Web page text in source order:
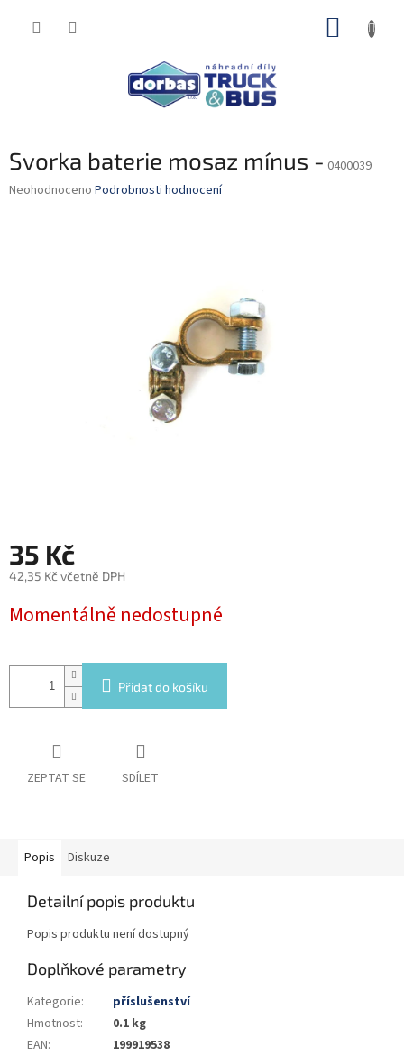
Svorka baterie mosaz mínus - 0400039
Průměrné
Neohodnoceno Podrobnosti hodnocení
35 Kč
42,35 Kč včetně DPH
cena:
Momentálně nedostupné
Přidat do košíku
ZEPTAT SE SDÍLET
Popis Diskuze
Detailní popis produktu
Popis produktu není dostupný
Doplňkové parametry
Kategorie:
příslušenství
Hmotnost:
0.1 kg
EAN:
199919538